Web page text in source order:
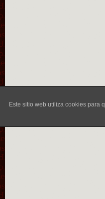
Este sitio web utiliza cookies para